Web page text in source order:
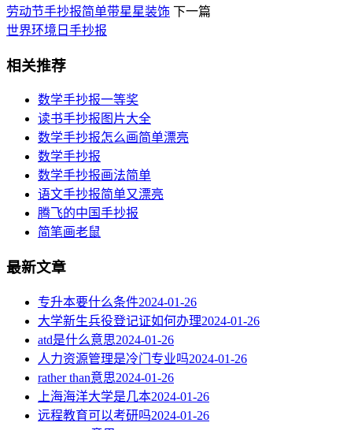
劳动节手抄报简单带星星装饰 下一篇
世界环境日手抄报
相关推荐
数学手抄报一等奖
​读书手抄报图片大全
数学手抄报怎么画简单漂亮
数学手抄报
数学手抄报画法简单
语文手抄报简单又漂亮
腾飞的中国手抄报
简笔画老鼠
最新文章
专升本要什么条件2024-01-26
大学新生兵役登记证如何办理2024-01-26
atd是什么意思2024-01-26
人力资源管理是冷门专业吗2024-01-26
rather than意思2024-01-26
上海海洋大学是几本2024-01-26
远程教育可以考研吗2024-01-26